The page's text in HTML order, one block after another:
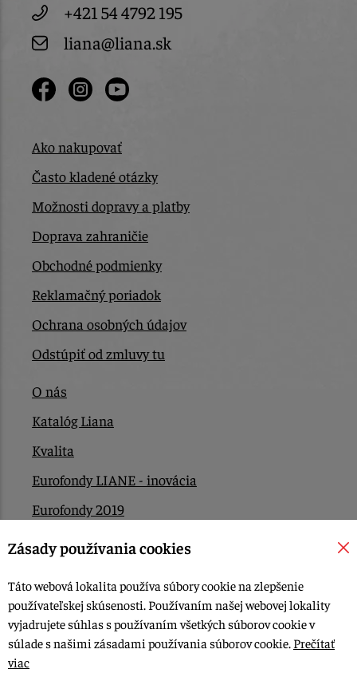
+421 54 4792 195
liana@liana.sk
Ako nakupovať
Často kladené otázky
Možnosti dopravy a platby
Doprava zahraničie
Obchodné podmienky
Reklamačný poriadok
Ochrana osobných údajov
Odstúpiť od zmluvy tu
O nás
Katalóg Liana
Kvalita
Eurofondy LIANE - inovácia
Eurofondy 2019
Eurofondy 2022/2023
Kontakt
© 2015-2026, LIANA GOLIAŠ s.r.o. všetky práva vyhradené.
Zásady používania cookies
Táto webová lokalita používa súbory cookie na zlepšenie
používateľskej skúsenosti. Používaním našej webovej lokality
vyjadrujete súhlas s používaním všetkých súborov cookie v
súlade s našimi zásadami používania súborov cookie. Prečítať
viac